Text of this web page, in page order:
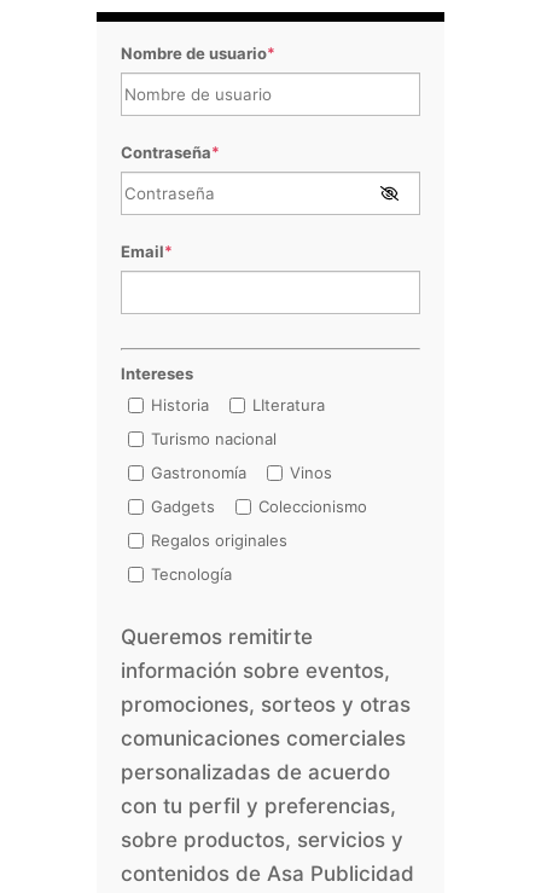
Nombre de usuario*
Contraseña*
Email*
Intereses
Historia
LIteratura
Turismo nacional
Gastronomía
Vinos
Gadgets
Coleccionismo
Regalos originales
Tecnología
Queremos remitirte
información sobre eventos,
promociones, sorteos y otras
comunicaciones comerciales
personalizadas de acuerdo
con tu perfil y preferencias,
sobre productos, servicios y
contenidos de Asa Publicidad